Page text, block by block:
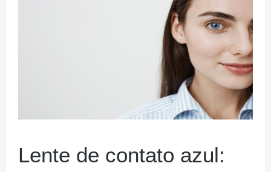
Lente de contato azul: